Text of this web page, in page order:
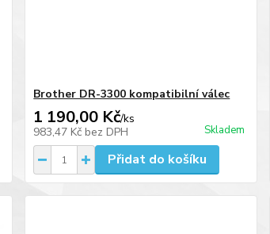
Brother DR-3300 kompatibilní válec
1 190,00 Kč/ks
983,47 Kč bez DPH Skladem
Přidat do košíku